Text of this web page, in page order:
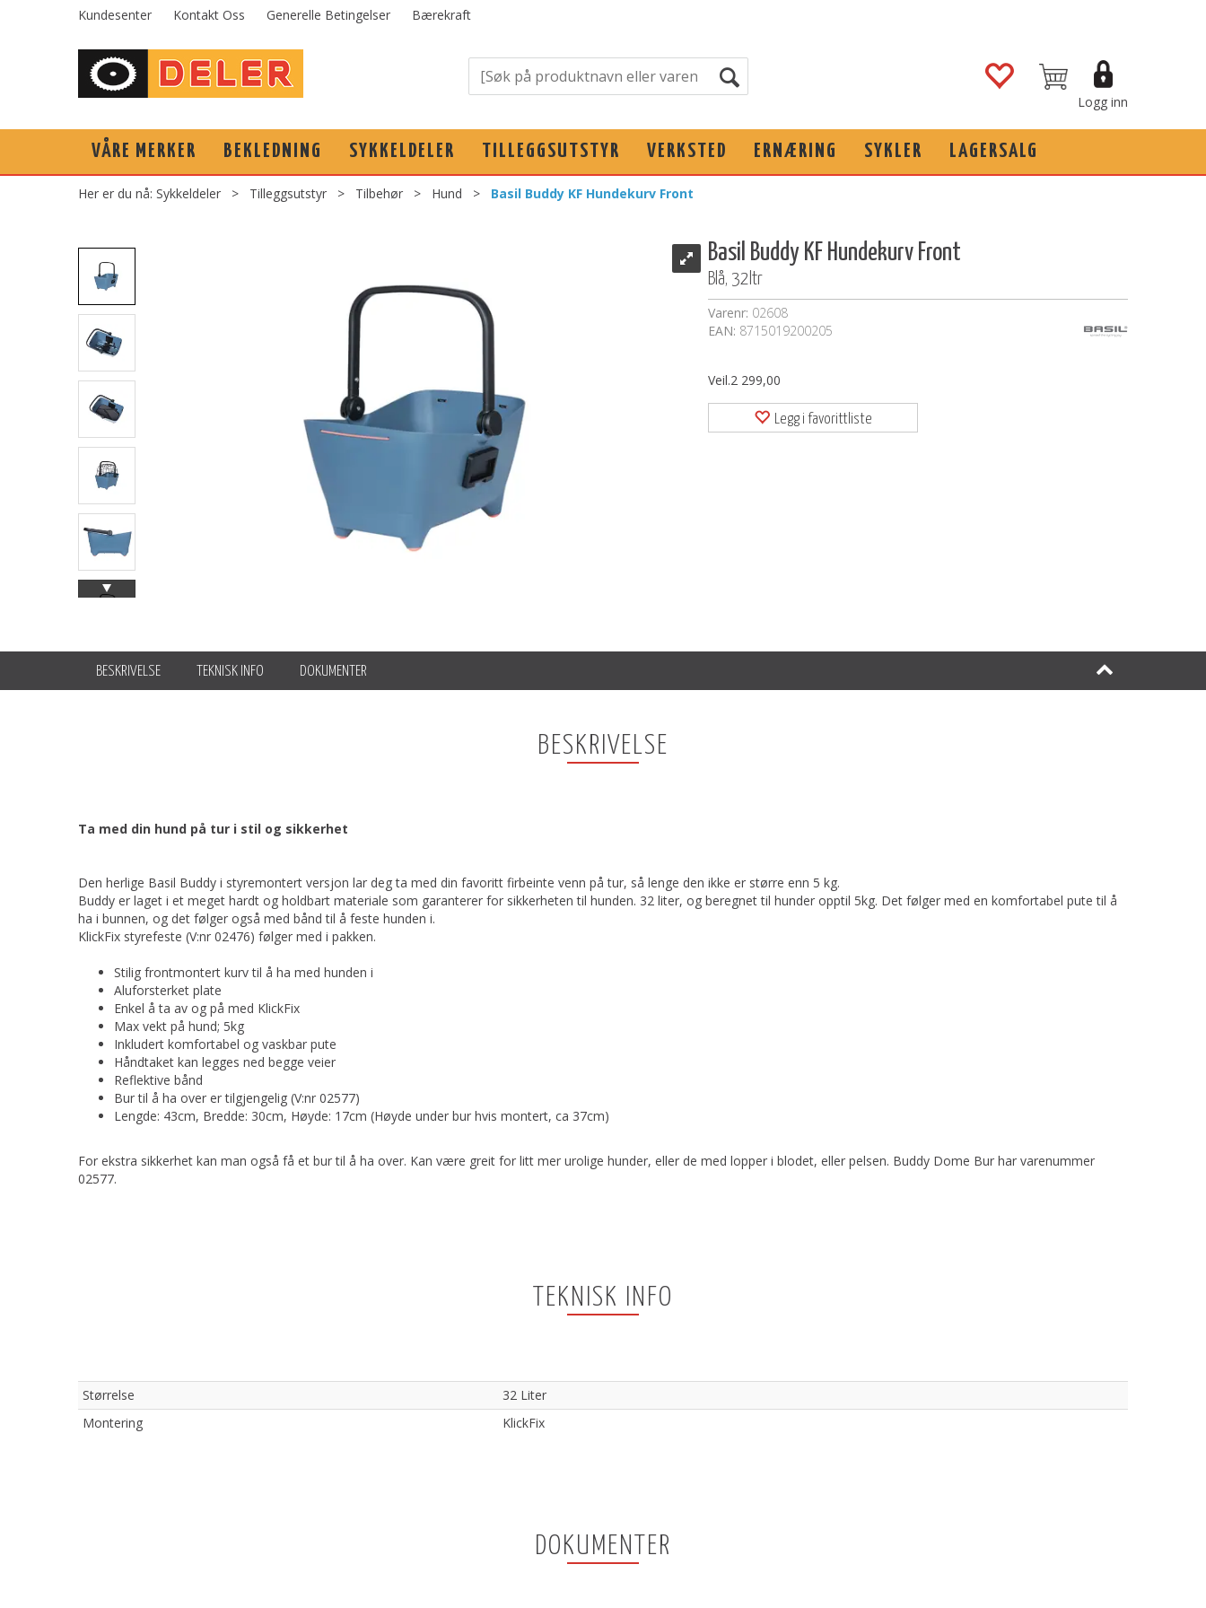
Kundesenter Kontakt Oss Generelle Betingelser Bærekraft
Logg inn
VÅRE MERKER BEKLEDNING SYKKELDELER TILLEGGSUTSTYR VERKSTED ERNÆRING SYKLER LAGERSALG
Her er du nå: Sykkeldeler > Tilleggsutstyr > Tilbehør > Hund > Basil Buddy KF Hundekurv Front
Basil Buddy KF Hundekurv Front
Blå, 32ltr
Varenr: 02608
EAN: 8715019200205
Veil.2 299,00
Legg i favorittliste
BESKRIVELSE TEKNISK INFO DOKUMENTER
BESKRIVELSE
Ta med din hund på tur i stil og sikkerhet
Den herlige Basil Buddy i styremontert versjon lar deg ta med din favoritt firbeinte venn på tur, så lenge den ikke er større enn 5 kg.
Buddy er laget i et meget hardt og holdbart materiale som garanterer for sikkerheten til hunden. 32 liter, og beregnet til hunder opptil 5kg. Det følger med en komfortabel pute til å
ha i bunnen, og det følger også med bånd til å feste hunden i.
KlickFix styrefeste (V:nr 02476) følger med i pakken.
Stilig frontmontert kurv til å ha med hunden i
Aluforsterket plate
Enkel å ta av og på med KlickFix
Max vekt på hund; 5kg
Inkludert komfortabel og vaskbar pute
Håndtaket kan legges ned begge veier
Reflektive bånd
Bur til å ha over er tilgjengelig (V:nr 02577)
Lengde: 43cm, Bredde: 30cm, Høyde: 17cm (Høyde under bur hvis montert, ca 37cm)
For ekstra sikkerhet kan man også få et bur til å ha over. Kan være greit for litt mer urolige hunder, eller de med lopper i blodet, eller pelsen. Buddy Dome Bur har varenummer
02577.
TEKNISK INFO
Størrelse
32 Liter
Montering
KlickFix
DOKUMENTER